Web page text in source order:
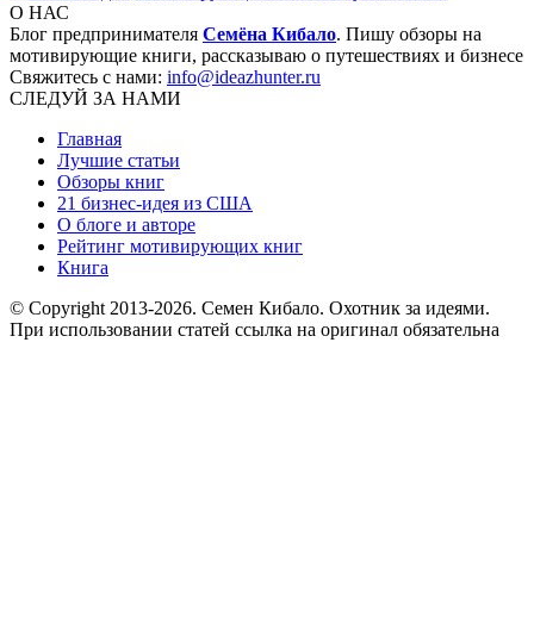
О НАС
Блог предпринимателя Семёна Кибало. Пишу обзоры на
мотивирующие книги, рассказываю о путешествиях и бизнесе
Свяжитесь с нами: info@ideazhunter.ru
СЛЕДУЙ ЗА НАМИ
Главная
Лучшие статьи
Обзоры книг
21 бизнес-идея из США
О блоге и авторе
Рейтинг мотивирующих книг
Книга
© Copyright 2013-2026. Семен Кибало. Охотник за идеями.
При использовании статей ссылка на оригинал обязательна